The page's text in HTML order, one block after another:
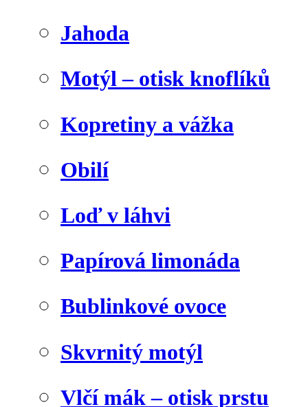
Jahoda
Motýl – otisk knoflíků
Kopretiny a vážka
Obilí
Loď v láhvi
Papírová limonáda
Bublinkové ovoce
Skvrnitý motýl
Vlčí mák – otisk prstu